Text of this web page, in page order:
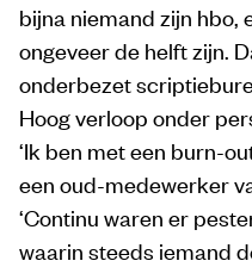
bijna niemand zijn hbo,
ongeveer de helft zijn.
onderbezet
Hoog verloop onder
‘Ik ben met een burn-
een oud-medewerker
‘Continu waren er
waarin steeds iemand